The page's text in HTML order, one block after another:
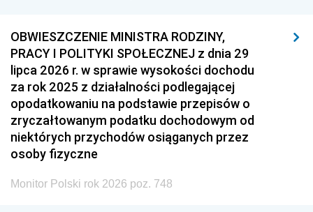
OBWIESZCZENIE MINISTRA RODZINY,
PRACY I POLITYKI SPOŁECZNEJ z dnia 29
lipca 2026 r. w sprawie wysokości dochodu
za rok 2025 z działalności podlegającej
opodatkowaniu na podstawie przepisów o
zryczałtowanym podatku dochodowym od
niektórych przychodów osiąganych przez
osoby fizyczne
Monitor Polski rok 2026 poz. 748